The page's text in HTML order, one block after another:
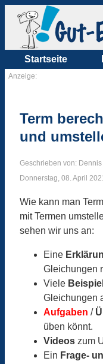
Startseite
Anzeige:
Term
und
Geschrieben von:
Donnerstag, 08. April
Wie kann man
mit Termen
sehen wir uns an:
Eine
Gleichungen
Viele
Gleichungen
Aufgaben /
üben könnt.
Videos zum
Ein Frage-